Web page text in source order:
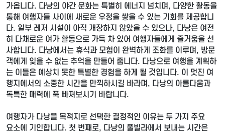
가옵니다. 다낭의 야간 문화는 특별히 에너지 넘치며, 다양한 활동을
통해 여행자들 사이에 새로운 우정을 쌓을 수 있는 기회를 제공합니
다. 일부 레저 시설이 아직 개장하지 않았을 수 있으나, 다낭은 여전
히 다채로운 여가 활동으로 가득 차 있어 여행자들에게 즐거움을 선
사합니다. 다낭에서는 휴식과 모험이 완벽하게 조화를 이루며, 방문
객에게 잊을 수 없는 추억을 만들어 줍니다. 다낭으로 여행을 계획하
는 이들은 예상치 못한 특별한 경험을 하게 될 것입니다. 이 멋진 여
행지에서의 소중한 시간을 만끽하시길 바라며, 다낭의 아름다움과
독특한 매력에 푹 빠져보시기 바랍니다.
여행자가 다낭을 목적지로 선택한 결정적인 이유는 두 가지 주요
요소에 기인합니다. 첫 번째로, 다낭의 풀빌라에서 보내는 시간은